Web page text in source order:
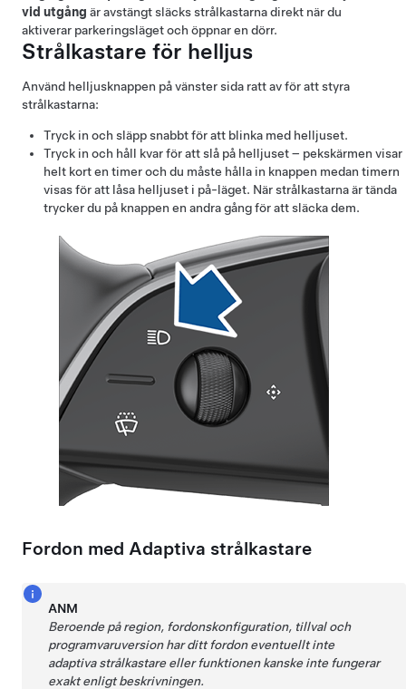
vid utgång är avstängt släcks strålkastarna direkt när du
aktiverar parkeringsläget och öppnar en dörr.
Strålkastare för helljus
Använd helljusknappen på vänster sida rattav för att styra
strålkastarna:
Tryck in och släpp snabbt för att blinka med helljuset.
Tryck in och håll kvar för att slå på helljuset – pekskärmen visar
helt kort en timer och du måste hålla in knappen medan timern
visas för att låsa helljuset i på-läget. När strålkastarna är tända
trycker du på knappen en andra gång för att släcka dem.
Fordon med Adaptiva strålkastare
ANM
Beroende på region, fordonskonfiguration, tillval och
programvaruversion har ditt fordon eventuellt inte
adaptiva strålkastare eller funktionen kanske inte fungerar
exakt enligt beskrivningen.